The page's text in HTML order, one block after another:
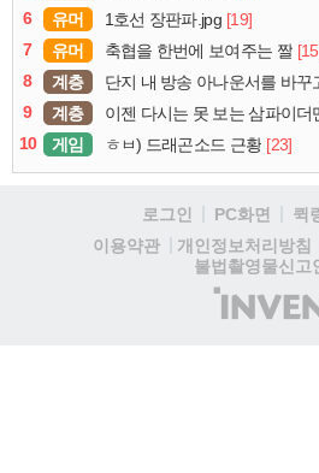
6
유머 1호선 장판파.jpg [19]
7
유머 축협을 한번에 보여주는 짤
8
계층 단지 내 방송 아나운서를 바꾸고 나서 집중도가 확 올
9
계층 이젠 다시는 못 보는 삼파이더
10
게임 ㅎㅂ) 드래곤소드 근황 [23]
로그인 PC화면 퀵
이용약관
개인정보처리방침
불법촬영물신고
(주)
인